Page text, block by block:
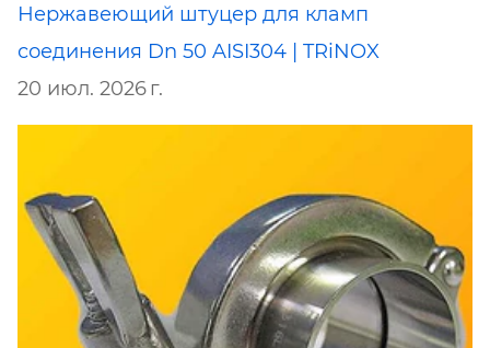
Нержавеющий штуцер для кламп
соединения Dn 50 AISI304 | TRiNOX
20 июл. 2026 г.